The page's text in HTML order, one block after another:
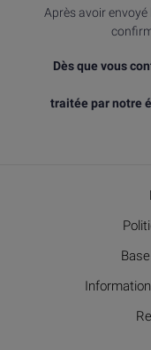
Après avoir
Dès que vous
traitée par notre